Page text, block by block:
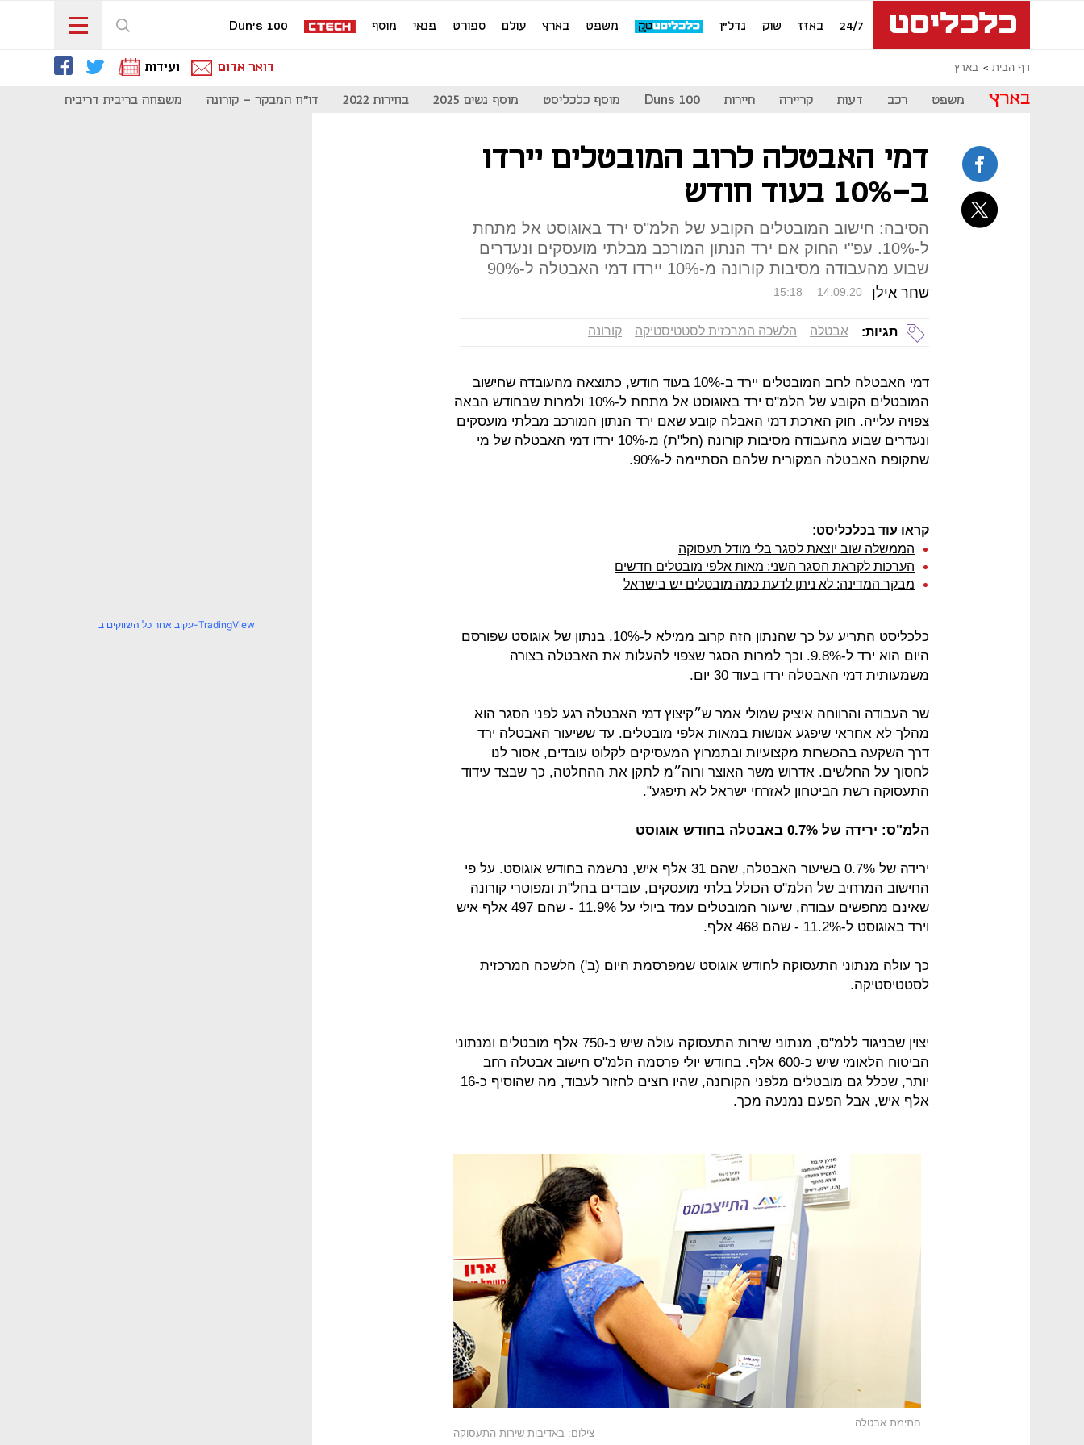
24/7 באזז שוק נדל"ן משפט בארץ עולם ספורט פנאי מוסף Dun's 100
דף הבית בארץ דואר אדום ועידות
בארץ משפט רכב דעות קריירה תיירות Duns 100 מוסף כלכליסט מוסף נשים 2025 בחירות 2022 דו"ח המבקר - קורונה משפחה בריבית דריבית
דמי האבטלה לרוב המובטלים יירדו
ב-10% בעוד חודש
הסיבה: חישוב המובטלים הקובע של הלמ"ס ירד באוגוסט אל מתחת
ל-10%. עפ"י החוק אם ירד הנתון המורכב מבלתי מועסקים ונעדרים
שבוע מהעבודה מסיבות קורונה מ-10% יירדו דמי האבטלה ל-90%
שחר אילן 15:18 14.09.20
תגיות: אבטלה הלשכה המרכזית לסטטיסטיקה קורונה
דמי האבטלה לרוב המובטלים יירד ב-10% בעוד חודש, כתוצאה מהעובדה שחישוב
המובטלים הקובע של הלמ"ס ירד באוגוסט אל מתחת ל-10% ולמרות שבחודש הבאה
צפויה עלייה. חוק הארכת דמי האבלה קובע שאם ירד הנתון המורכב מבלתי מועסקים
ונעדרים שבוע מהעבודה מסיבות קורונה (חל"ת) מ-10% ירדו דמי האבטלה של מי
שתקופת האבטלה המקורית שלהם הסתיימה ל-90%.
קראו עוד בכלכליסט:
הממשלה שוב יוצאת לסגר בלי מודל תעסוקה
הערכות לקראת הסגר השני: מאות אלפי מובטלים חדשים
מבקר המדינה: לא ניתן לדעת כמה מובטלים יש בישראל
כלכליסט התריע על כך שהנתון הזה קרוב ממילא ל-10%. בנתון של אוגוסט שפורסם
היום הוא ירד ל-9.8%. וכך למרות הסגר שצפוי להעלות את האבטלה בצורה
משמעותית דמי האבטלה ירדו בעוד 30 יום.
שר העבודה והרווחה איציק שמולי אמר ש״קיצוץ דמי האבטלה רגע לפני הסגר הוא
מהלך לא אחראי שיפגע אנושות במאות אלפי מובטלים. עד ששיעור האבטלה ירד
דרך השקעה בהכשרות מקצועיות ובתמרוץ המעסיקים לקלוט עובדים, אסור לנו
לחסוך על החלשים. אדרוש משר האוצר ורוה״מ לתקן את ההחלטה, כך שבצד עידוד
התעסוקה רשת הביטחון לאזרחי ישראל לא תיפגע".
הלמ"ס: ירידה של 0.7% באבטלה בחודש אוגוסט
ירידה של 0.7% בשיעור האבטלה, שהם 31 אלף איש, נרשמה בחודש אוגוסט. על פי
החישוב המרחיב של הלמ"ס הכולל בלתי מועסקים, עובדים בחל"ת ומפוטרי קורונה
שאינם מחפשים עבודה, שיעור המובטלים עמד ביולי על 11.9% - שהם 497 אלף איש
וירד באוגוסט ל-11.2% - שהם 468 אלף.
כך עולה מנתוני התעסוקה לחודש אוגוסט שמפרסמת היום (ב') הלשכה המרכזית
לסטטיסטיקה.
יצוין שבניגוד ללמ"ס, מנתוני שירות התעסוקה עולה שיש כ-750 אלף מובטלים ומנתוני
הביטוח הלאומי שיש כ-600 אלף. בחודש יולי פרסמה הלמ"ס חישוב אבטלה רחב
יותר, שכלל גם מובטלים מלפני הקורונה, שהיו רוצים לחזור לעבוד, מה שהוסיף כ-16
אלף איש, אבל הפעם נמנעה מכך.
חתימת אבטלה
צילום: באדיבות שירות התעסוקה
עקוב אחר כל השווקים ב-TradingView